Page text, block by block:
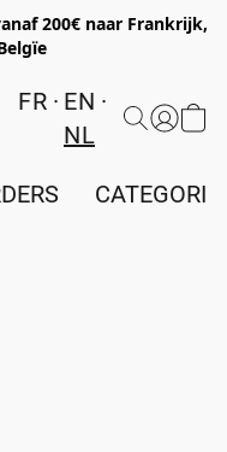
200€ naar Frankrijk,
FR
EN
NL